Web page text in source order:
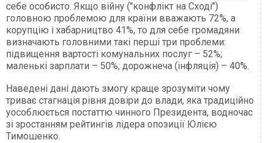
себе особисто. Якщо війну ("конфлікт на Сході")
головною проблемою для країни вважають 72%, а
корупцію і хабарництво 41%, то для себе громадяни
визначають головними такі перші три проблеми:
підвищення вартості комунальних послуг – 52%;
маленькі зарплати – 50%; дорожнеча (інфляція) – 40%.
Наведені дані дають змогу краще зрозуміти чому
триває стагнація рівня довіри до влади, яка традиційно
уособлюється постаттю чинного Президента, водночас
зі зростанням рейтингів лідера опозиції Юлією
Тимошенко.